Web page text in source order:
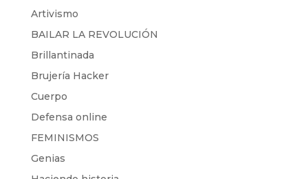
Artivismo
BAILAR LA REVOLUCIÓN
Brillantinada
Brujería Hacker
Cuerpo
Defensa online
FEMINISMOS
Genias